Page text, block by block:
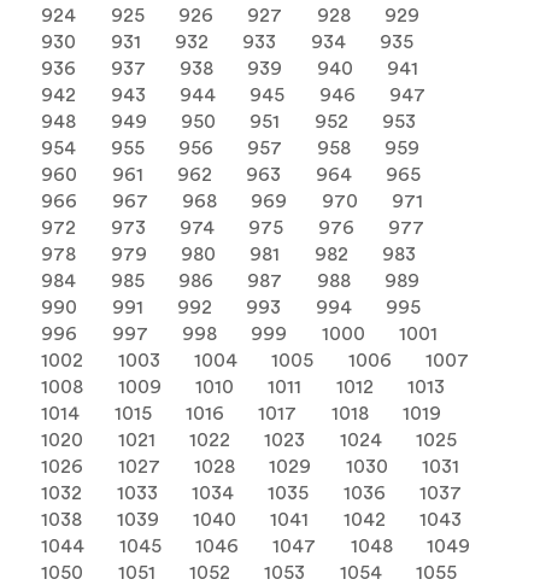
924
925 926 927 928
929
930
931 932 933 934
935
936
937 938 939 940
941
942
943 944 945 946
947
948
949 950 951 952
953
954
955 956 957 958
959
960
961 962 963 964
965
966
967 968 969 970
971
972
973 974 975 976
977
978
979 980 981 982
983
984
985 986 987 988
989
990
991 992 993 994
995
996
997 998 999 1000
1001
1002
1003 1004 1005 1006
1007
1008
1009 1010 1011 1012
1013
1014
1015 1016 1017 1018
1019
1020
1021 1022 1023 1024
1025
1026
1027 1028 1029 1030
1031
1032
1033 1034 1035 1036
1037
1038
1039 1040 1041 1042
1043
1044
1045 1046 1047 1048
1049
1050
1051 1052 1053 1054
1055